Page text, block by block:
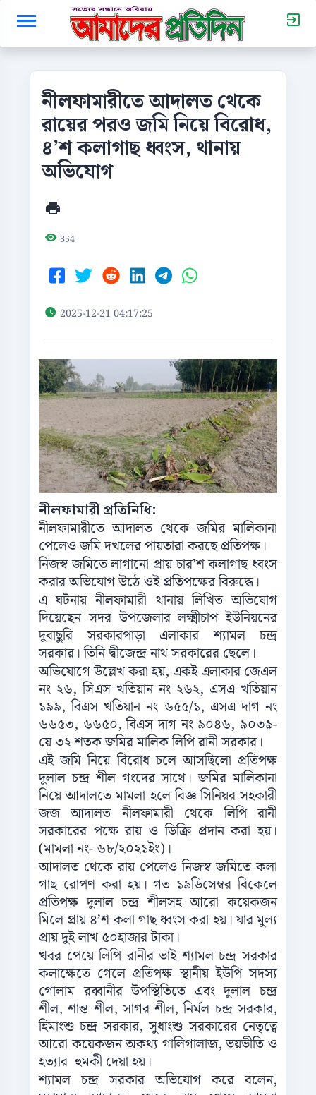
নীলফামারীতে আদালত থেকে
রায়ের পরও জমি নিয়ে বিরোধ,
৪’শ কলাগাছ ধ্বংস, থানায়
অভিযোগ
354
2025-12-21 04:17:25
নীলফামারী প্রতিনিধি:
নীলফামারীতে আদালত থেকে জমির মালিকানা
পেলেও জমি দখলের পায়তারা করছে প্রতিপক্ষ।
নিজস্ব জমিতে লাগানো প্রায় চার’শ কলাগাছ ধ্বংস
করার অভিযোগ উঠে ওই প্রতিপক্ষের বিরুদ্ধে।
এ ঘটনায় নীলফামারী থানায় লিখিত অভিযোগ
দিয়েছেন সদর উপজেলার লক্ষ্মীচাপ ইউনিয়নের
দুবাছুরি সরকারপাড়া এলাকার শ্যামল চন্দ্র
সরকার। তিনি দ্বীজেন্দ্র নাথ সরকারের ছেলে।
অভিযোগে উল্লেখ করা হয়, একই এলাকার জেএল
নং ২৬, সিএস খতিয়ান নং ২৬২, এসএ খতিয়ান
১৯৯, বিএস খতিয়ান নং ৬৫৫/১, এসএ দাগ নং
৬৬৫৩, ৬৬৫০, বিএস দাগ নং ৯০৪৬, ৯০৩৯-
য়ে ৩২ শতক জমির মালিক লিপি রানী সরকার।
এই জমি নিয়ে বিরোধ চলে আসছিলো প্রতিপক্ষ
দুলাল চন্দ্র শীল গংদের সাথে। জমির মালিকানা
নিয়ে আদালতে মামলা হলে বিজ্ঞ সিনিয়র সহকারী
জজ আদালত নীলফামারী থেকে লিপি রানী
সরকারের পক্ষে রায় ও ডিক্রি প্রদান করা হয়।
(মামলা নং- ৬৮/২০২১ইং)।
আদালত থেকে রায় পেলেও নিজস্ব জমিতে কলা
গাছ রোপণ করা হয়। গত ১৯ডিসেম্বর বিকেলে
প্রতিপক্ষ দুলাল চন্দ্র শীলসহ আরো কয়েকজন
মিলে প্রায় ৪’শ কলা গাছ ধ্বংস করা হয়। যার মুল্য
প্রায় দুই লাখ ৫০হাজার টাকা।
খবর পেয়ে লিপি রানীর ভাই শ্যামল চন্দ্র সরকার
কলাক্ষেতে গেলে প্রতিপক্ষ স্থানীয় ইউপি সদস্য
গোলাম রব্বানীর উপস্থিতিতে এবং দুলাল চন্দ্র
শীল, শান্ত শীল, সাগর শীল, নির্মল চন্দ্র সরকার,
হিমাংশু চন্দ্র সরকার, সুধাংশু সরকারের নেতৃত্বে
আরো কয়েকজন অকথ্য গালিগালাজ, ভয়ভীতি ও
হত্যার হুমকী দেয়া হয়।
শ্যামল চন্দ্র সরকার অভিযোগ করে বলেন,